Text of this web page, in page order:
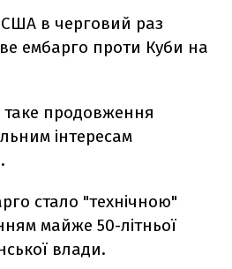
США в черговий раз
ембарго проти Куби на
продовження
інтересам
стало "технічною"
майже 50-літньої
влади.